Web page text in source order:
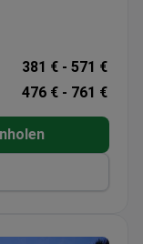
betreibt eine
381 € - 571 €
476 € - 761 €